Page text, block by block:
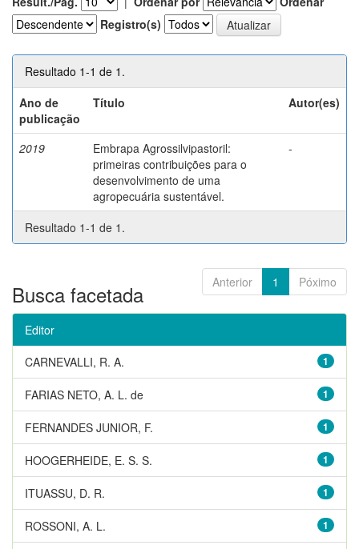
Registro(s)
Resultado 1-1 de 1.
Ano de
publicação
Título Autor(es)
2019
Embrapa Agrossilvipastoril:
primeiras contribuições para o
desenvolvimento de uma
agropecuária sustentável.
-
Resultado 1-1 de 1.
Anterior 1 Póximo
Busca facetada
Editor
1
CARNEVALLI, R. A.
1
FARIAS NETO, A. L. de
1
FERNANDES JUNIOR, F.
1
HOOGERHEIDE, E. S. S.
1
ITUASSU, D. R.
1
ROSSONI, A. L.